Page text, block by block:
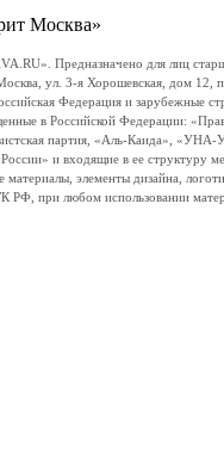
Москва»
Предназначено для лиц
ул. 3-я Хорошевская, дом
Федерация и зарубежные
в Российской Федерации:
партия, «Аль-Каида», «УНА-
и входящие в ее структуру
элементы дизайна,
РФ, при любом использовании